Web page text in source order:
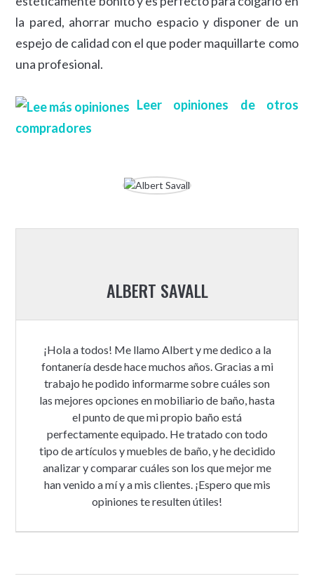
la pared, ahorrar mucho espacio y disponer de un
espejo de calidad con el que poder maquillarte como
una profesional.
Leer opiniones de otros
compradores
ALBERT SAVALL
¡Hola a todos! Me llamo Albert y me dedico a la
fontanería desde hace muchos años. Gracias a mi
trabajo he podido informarme sobre cuáles son
las mejores opciones en mobiliario de baño, hasta
el punto de que mi propio baño está
perfectamente equipado. He tratado con todo
tipo de artículos y muebles de baño, y he decidido
analizar y comparar cuáles son los que mejor me
han venido a mí y a mis clientes. ¡Espero que mis
opiniones te resulten útiles!